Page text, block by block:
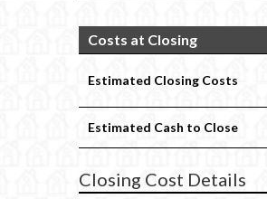
Costs at Closing
Estimated Closing Costs
Estimated Cash to Close
Closing Cost Details